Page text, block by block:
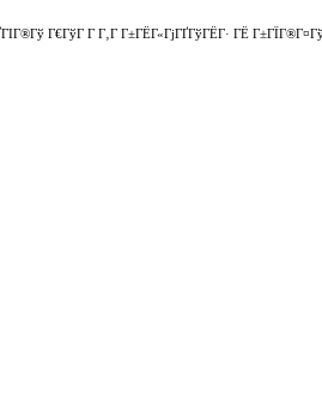
Г€ГўГ Г­ Г‚Г Г±ГЁГ«ГјГҐГўГЁГ· ГЁ